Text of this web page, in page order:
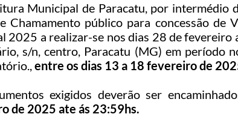
Municipal de Paracatu, por intermédio
Chamamento público para concessão de
2025 a realizar-se nos dias 28 de
s/n, centro, Paracatu (MG) em período
entre os dias 13 a 18 fevereiro de
exigidos deverão ser
de 2025 ate ás 23:59hs.